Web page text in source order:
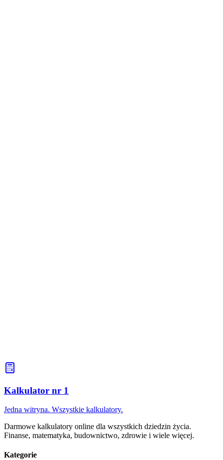
Kalkulator nr 1
Jedna witryna. Wszystkie kalkulatory.
Darmowe kalkulatory online dla wszystkich dziedzin życia.
Finanse, matematyka, budownictwo, zdrowie i wiele więcej.
Kategorie